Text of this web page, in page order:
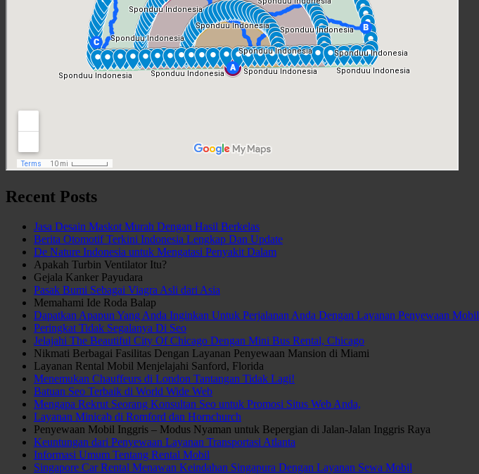
Recent Posts
Jasa Desain Maskot Murah Dengan Hasil Berkelas
Berita Otomotif Terkini Indonesia Lengkap Dan Update
De Nature Indonesia untuk Mengatasi Penyakit Dalam
Apakah Turbin Ventilator Itu?
Gejala Kanker Payudara
Pasak Bumi Sebagai Viagra Asli dari Asia
Memahami Ide Roda Balap
Dapatkan Apapun Yang Anda Inginkan Untuk Perjalanan Anda Dengan Layanan Penyewaan Mobil
Peringkat Tidak Segalanya Di Seo
Jelajahi The Beautiful City Of Chicago Dengan Mini Bus Rental, Chicago
Nikmati Berbagai Fasilitas Dengan Layanan Penyewaan Mansion di Miami
Layanan Rental Mobil Menjelajahi Sanford, Florida
Menemukan Chauffeurs di London Tantangan Tidak Lagi!
Batuan Seo Terbaik di World Wide Web
Mengapa Rekrut Seorang Konsultan Seo untuk Promosi Situs Web Anda,
Layanan Minicab di Romford dan Hornchurch
Penyewaan Mobil Inggris – Modus Nyaman untuk Bepergian di Jalan-Jalan Inggris Raya
Keuntungan dari Penyewaan Layanan Transportasi Atlanta
Informasi Umum Tentang Rental Mobil
Singapore Car Rental Menawan Keindahan Singapura Dengan Layanan Sewa Mobil